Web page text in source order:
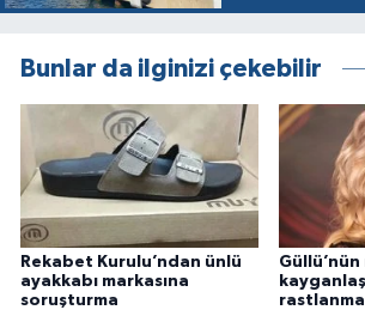
Bunlar da ilginizi çekebilir
Rekabet Kurulu’ndan ünlü
ayakkabı markasına
soruşturma
Güllü’nün